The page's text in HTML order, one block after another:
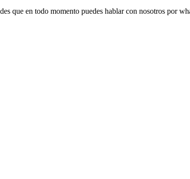
que en todo momento puedes hablar con nosotros por